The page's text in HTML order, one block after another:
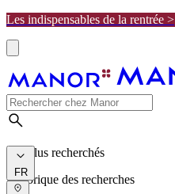
Les indispensables de la rentrée >
Les plus recherchés
Historique des recherches
FR